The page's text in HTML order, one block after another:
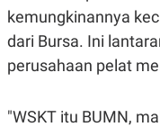
kemungkinannya
dari Bursa. Ini
perusahaan pelat
"WSKT itu BUMN,